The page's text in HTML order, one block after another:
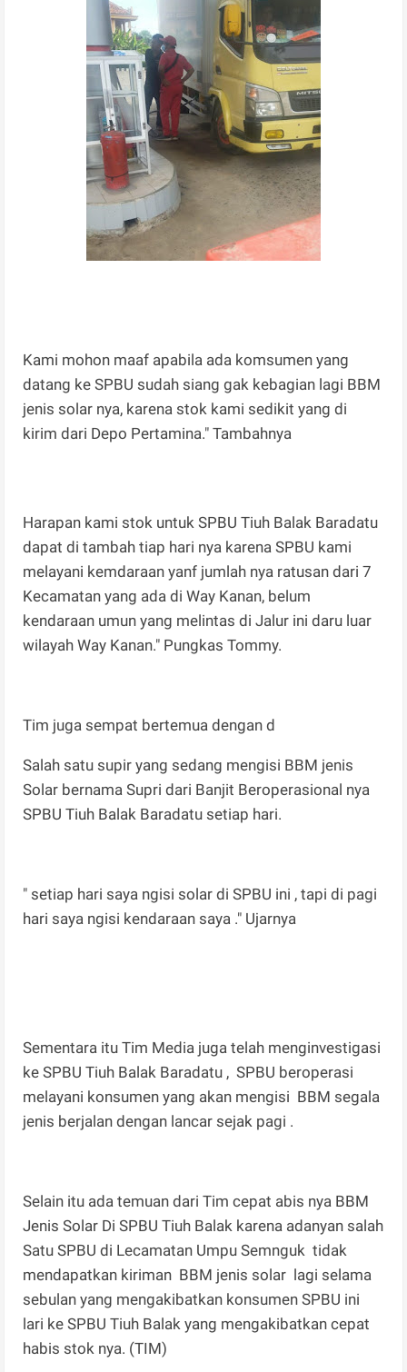
Kami mohon maaf apabila ada komsumen yang
datang ke SPBU sudah siang gak kebagian lagi BBM
jenis solar nya, karena stok kami sedikit yang di
kirim dari Depo Pertamina." Tambahnya
Harapan kami stok untuk SPBU Tiuh Balak Baradatu
dapat di tambah tiap hari nya karena SPBU kami
melayani kemdaraan yanf jumlah nya ratusan dari 7
Kecamatan yang ada di Way Kanan, belum
kendaraan umun yang melintas di Jalur ini daru luar
wilayah Way Kanan." Pungkas Tommy.
Tim juga sempat bertemua dengan d
Salah satu supir yang sedang mengisi BBM jenis
Solar bernama Supri dari Banjit Beroperasional nya
SPBU Tiuh Balak Baradatu setiap hari.
" setiap hari saya ngisi solar di SPBU ini , tapi di pagi
hari saya ngisi kendaraan saya ." Ujarnya
Sementara itu Tim Media juga telah menginvestigasi
ke SPBU Tiuh Balak Baradatu , SPBU beroperasi
melayani konsumen yang akan mengisi BBM segala
jenis berjalan dengan lancar sejak pagi .
Selain itu ada temuan dari Tim cepat abis nya BBM
Jenis Solar Di SPBU Tiuh Balak karena adanyan salah
Satu SPBU di Lecamatan Umpu Semnguk tidak
mendapatkan kiriman BBM jenis solar lagi selama
sebulan yang mengakibatkan konsumen SPBU ini
lari ke SPBU Tiuh Balak yang mengakibatkan cepat
habis stok nya. (TIM)